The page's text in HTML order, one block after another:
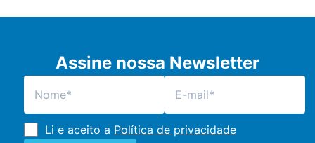
Assine nossa Newsletter
Li e aceito a Política de privacidade